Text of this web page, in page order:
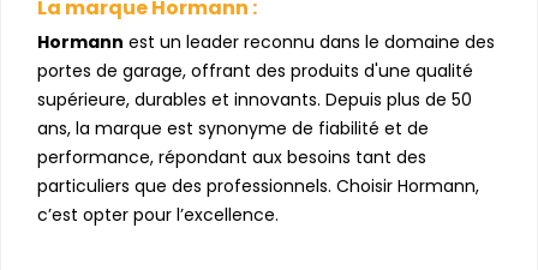
La marque Hormann :
Hormann est un leader reconnu dans le domaine des
portes de garage, offrant des produits d'une qualité
supérieure, durables et innovants. Depuis plus de 50
ans, la marque est synonyme de fiabilité et de
performance, répondant aux besoins tant des
particuliers que des professionnels. Choisir Hormann,
c’est opter pour l’excellence.